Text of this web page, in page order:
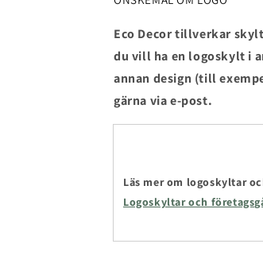
Eco Decor tillverkar
du vill ha en logoskylt i
annan design (till
gärna via e-post.
Läs mer om logoskyltar
Logoskyltar och